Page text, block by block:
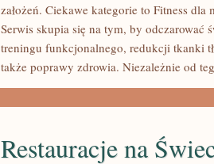
założeń. Ciekawe kategorie to Fitness
Serwis skupia się na tym, by odczarować
treningu funkcjonalnego, redukcji tkanki
także poprawy zdrowia. Niezależnie od
Restauracje na